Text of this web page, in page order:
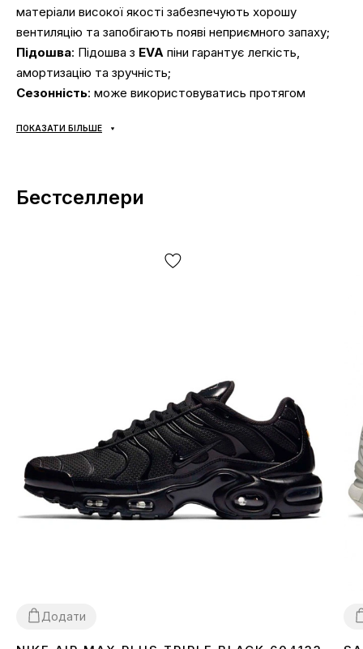
матеріали високої якості забезпечують хорошу
вентиляцію та запобігають появі неприємного запаху;
Підошва: Підошва з EVA піни гарантує легкість,
амортизацію та зручність;
Сезонність: може використовуватись протягом
Виробник: В'єтнам.
Усі товари доставляються виключно за допомогою
компанії «НОВА ПОШТА», жодних інших варіантів
пошти. Вартість доставки товару та комісія за
безкоштовно відмовитися від посилки безпосередньо
*Залежно від налаштувань та якості роботи Вашого
гаджету колір товару, що зазначено на фото, може
дещо відрізнятися від реального!
етикеток, бірок, їх форма, розмір або зміст, дрібні
принти, колір коробки чи пакувального паперу тощо)
ПОКАЗАТИ БІЛЬШЕ
Бестселлери
Додати